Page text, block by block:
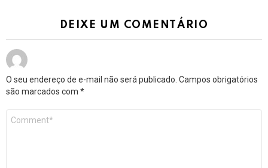
DEIXE UM COMENTÁRIO
O seu endereço de e-mail não será publicado. Campos obrigatórios
são marcados com *